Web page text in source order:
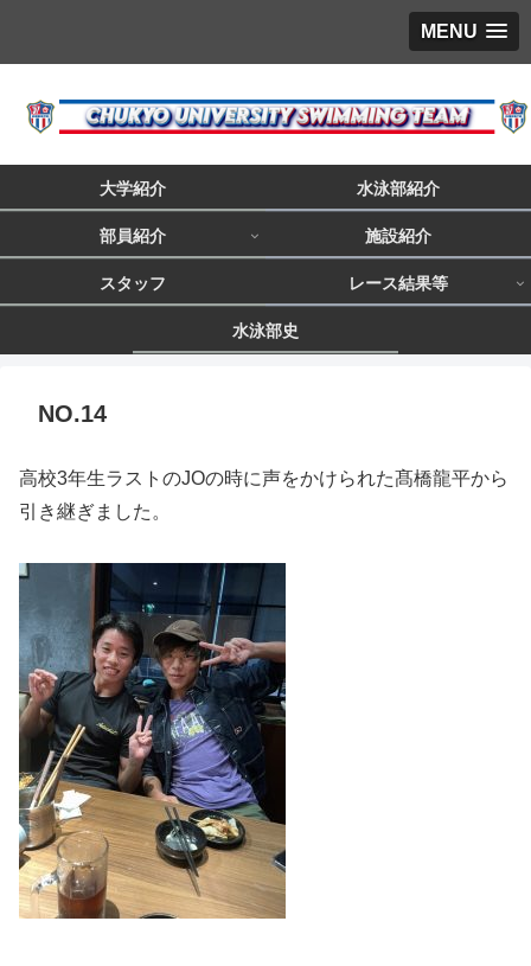
MENU
大学紹介 水泳部紹介
部員紹介 施設紹介
スタッフ レース結果等
水泳部史
NO.14
高校3年生ラストのJOの時に声をかけられた髙橋龍平から
引き継ぎました。